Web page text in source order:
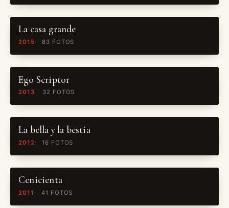
La casa grande
2015 83 FOTOS
Ego Scriptor
2013 32 FOTOS
La bella y la bestia
2012 16 FOTOS
Cenicienta
2011 41 FOTOS